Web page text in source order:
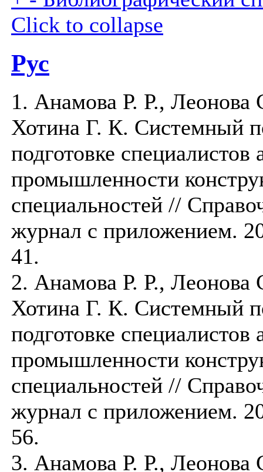
Click to collapse
Рус
1. Анамова Р. Р.,
Хотина Г. К. Системный
подготовке специалистов
промышленности
специальностей //
журнал с приложением.
41.
2. Анамова Р. Р.,
Хотина Г. К. Системный
подготовке специалистов
промышленности
специальностей //
журнал с приложением.
56.
3. Анамова Р. Р.,